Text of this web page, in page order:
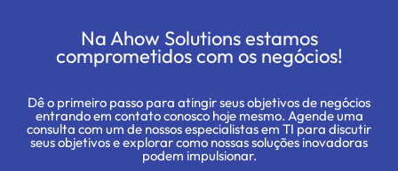
Na Ahow Solutions estamos
comprometidos com os negócios!
Dê o primeiro passo para atingir seus objetivos de negócios
entrando em contato conosco hoje mesmo. Agende uma
consulta com um de nossos especialistas em TI para discutir
seus objetivos e explorar como nossas soluções inovadoras
podem impulsionar.